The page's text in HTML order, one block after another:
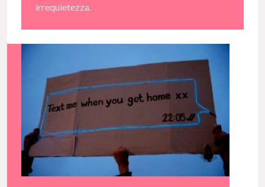
irrequietezza.